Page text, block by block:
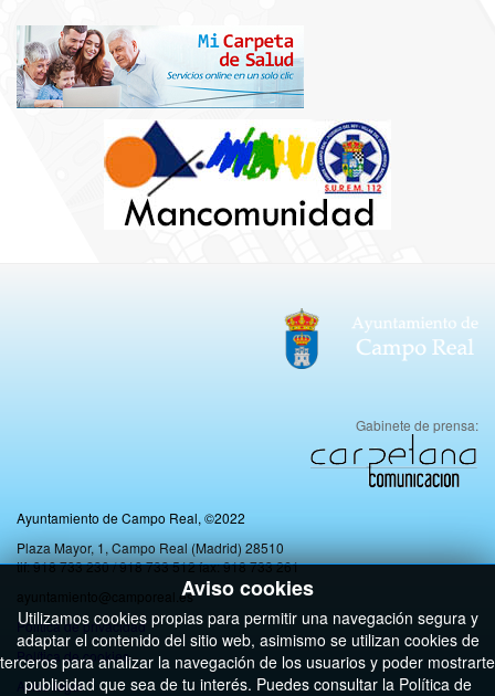
Aviso cookies
Utilizamos cookies propias para permitir una navegación segura y
adaptar el contenido del sitio web, asimismo se utilizan cookies de
terceros para analizar la navegación de los usuarios y poder mostrarte
publicidad que sea de tu interés. Puedes consultar la Política de
Gabinete de prensa:
Ayuntamiento de Campo Real, ©2022
Plaza Mayor, 1, Campo Real (Madrid) 28510
tlf: 918 733 230 / 918 733 512 fax: 918 733 261
ayuntamiento@camporeal.es
Politica de privacidad
Política de cookies
Aviso legal